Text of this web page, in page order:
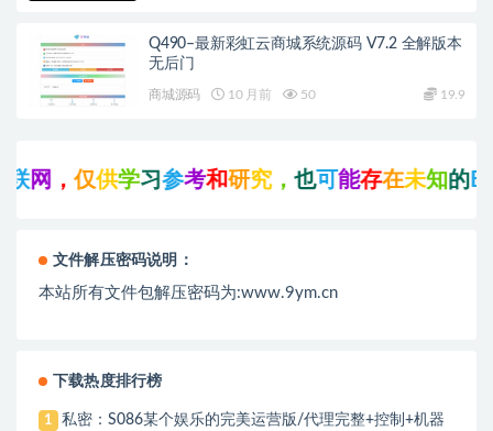
Q490–最新彩虹云商城系统源码 V7.2 全解版本
无后门
商城源码 10 月前 50 19.9
网，仅 供学习参考和研究，也 可能 存在未知的BU G
文件解压密码说明：
本站所有文件包解压密码为:www.9ym.cn
下载热度排行榜
1
私密：S086某个娱乐的完美运营版/代理完整+控制+机器